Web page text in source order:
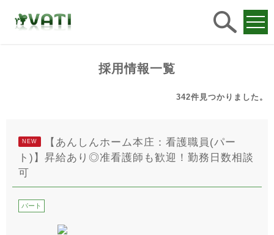
採用情報一覧
342件 見つかりました。
NEW
【あんしんホーム本庄：看護職員(パー
ト)】昇給あり◎准看護師も歓迎！勤務日数相談
可
パート